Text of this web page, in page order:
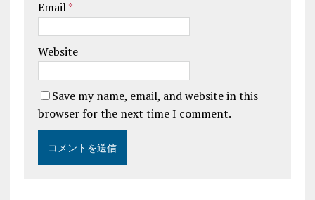
Email*
Website
Save my name, email, and website in this
browser for the next time I comment.